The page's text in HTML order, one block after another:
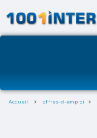
Accueil offres-d-emploi